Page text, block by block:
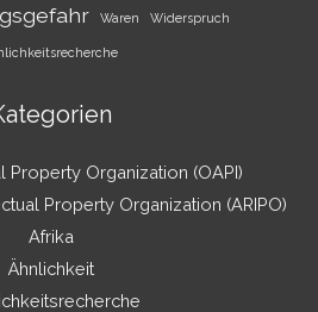
Waren Widerspruch
Property Organization (OAPI)
Property Organization (ARIPO)
Afrika
Ähnlichkeit